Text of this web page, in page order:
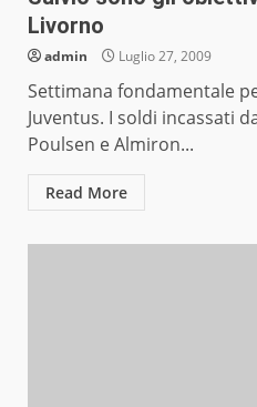
Livorno
admin Luglio 27, 2009
Settimana fondamentale
Juventus. I soldi incassati
Poulsen e Almiron...
Read More